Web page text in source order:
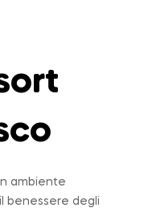
ambiente
benessere degli